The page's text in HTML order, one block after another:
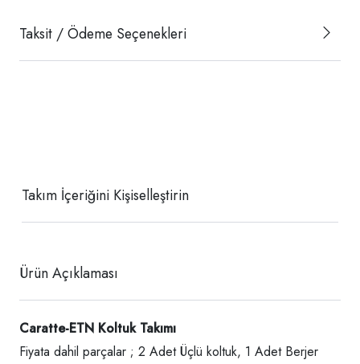
Taksit / Ödeme Seçenekleri
Takım İçeriğini Kişiselleştirin
Ürün Açıklaması
Caratte-ETN Koltuk Takımı
Fiyata dahil parçalar ; 2 Adet Üçlü koltuk, 1 Adet Berjer